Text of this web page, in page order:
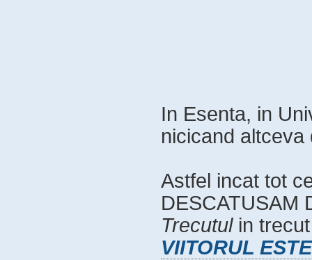
In Esenta, in
nicicand
Astfel incat tot
DESCATUSAM
Trecutulin
VIITORUL